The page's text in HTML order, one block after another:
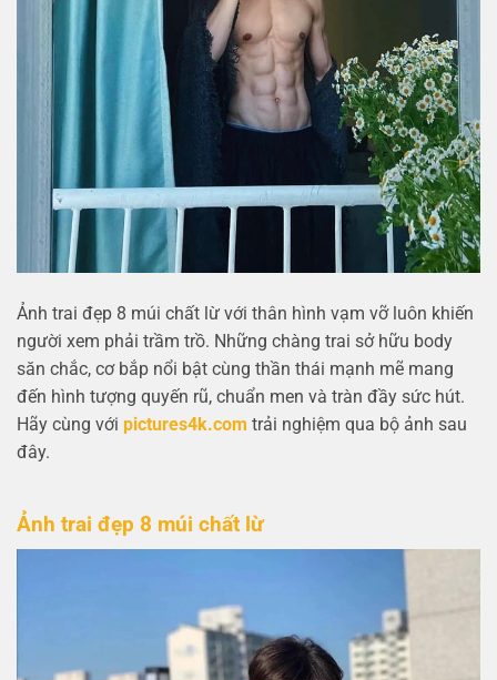
Ảnh trai đẹp 8 múi chất lừ với thân hình vạm vỡ luôn khiến
người xem phải trầm trồ. Những chàng trai sở hữu body
săn chắc, cơ bắp nổi bật cùng thần thái mạnh mẽ mang
đến hình tượng quyến rũ, chuẩn men và tràn đầy sức hút.
Hãy cùng với pictures4k.com trải nghiệm qua bộ ảnh sau
đây.
Ảnh trai đẹp 8 múi chất lừ